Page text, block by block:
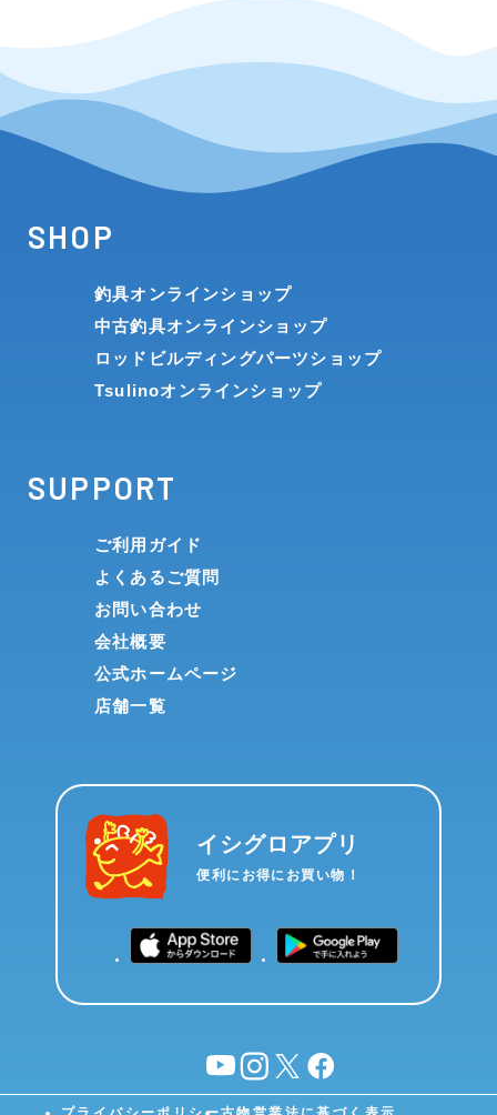
SHOP
釣具オンラインショップ
中古釣具オンラインショップ
ロッドビルディングパーツショップ
Tsulinoオンラインショップ
SUPPORT
ご利用ガイド
よくあるご質問
お問い合わせ
会社概要
公式ホームページ
店舗一覧
イシグロアプリ
便利にお得にお買い物！
YouTubeinstagram
X facebook